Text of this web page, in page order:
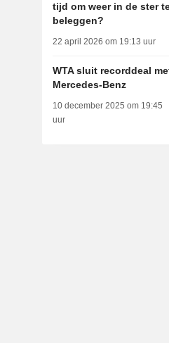
tijd om weer in de ster
beleggen?
22 april 2026 om 19:13 uur
WTA sluit recorddeal
Mercedes-Benz
10 december 2025 om 19:45
uur